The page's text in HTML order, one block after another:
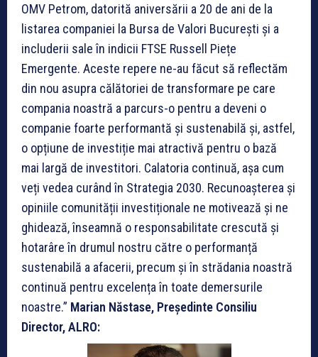
OMV Petrom, datorită aniversării a 20 de ani de la
listarea companiei la Bursa de Valori București și a
includerii sale în indicii FTSE Russell Piețe
Emergente. Aceste repere ne-au făcut să reflectăm
din nou asupra călătoriei de transformare pe care
compania noastră a parcurs-o pentru a deveni o
companie foarte performantă și sustenabilă și, astfel,
o opțiune de investiție mai atractivă pentru o bază
mai largă de investitori. Calatoria continuă, așa cum
veți vedea curând în Strategia 2030. Recunoașterea și
opiniile comunității investiționale ne motivează și ne
ghidează, înseamnă o responsabilitate crescută și
hotarâre în drumul nostru către o performanță
sustenabilă a afacerii, precum și în strădania noastră
continuă pentru excelența în toate demersurile
noastre.” Marian Năstase, Președinte Consiliu
Director, ALRO: